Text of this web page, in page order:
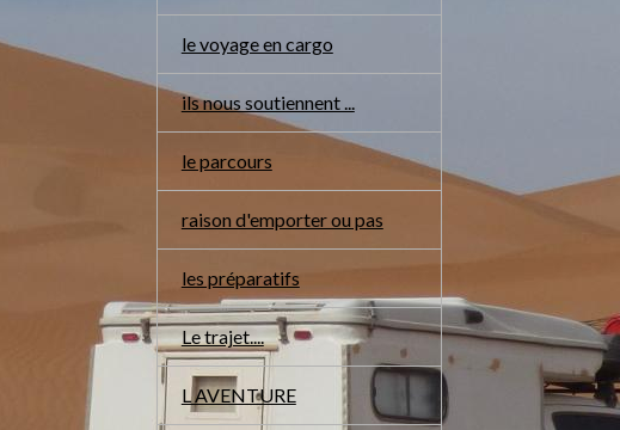
le voyage en cargo
ils nous soutiennent ...
le parcours
raison d'emporter ou pas
les préparatifs
Le trajet....
L AVENTURE